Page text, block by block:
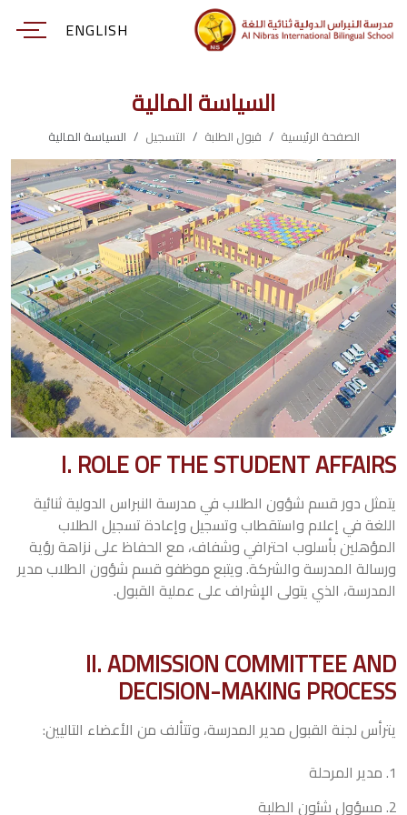
ENGLISH
السياسة المالية
الصفحة الرئيسية قبول الطلبة التسجيل السياسة المالية
I. ROLE OF THE STUDENT AFFAIRS
يتمثل دور قسم شؤون الطلاب في مدرسة النبراس الدولية ثنائية
اللغة في إعلام واستقطاب وتسجيل وإعادة تسجيل الطلاب
المؤهلين بأسلوب احترافي وشفاف، مع الحفاظ على نزاهة رؤية
ورسالة المدرسة والشركة. ويتبع موظفو قسم شؤون الطلاب مدير
المدرسة، الذي يتولى الإشراف على عملية القبول.
II. ADMISSION COMMITTEE AND
DECISION-MAKING PROCESS
يترأس لجنة القبول مدير المدرسة، وتتألف من الأعضاء التاليين:
مدير المرحلة
مسؤول شئون الطلبة